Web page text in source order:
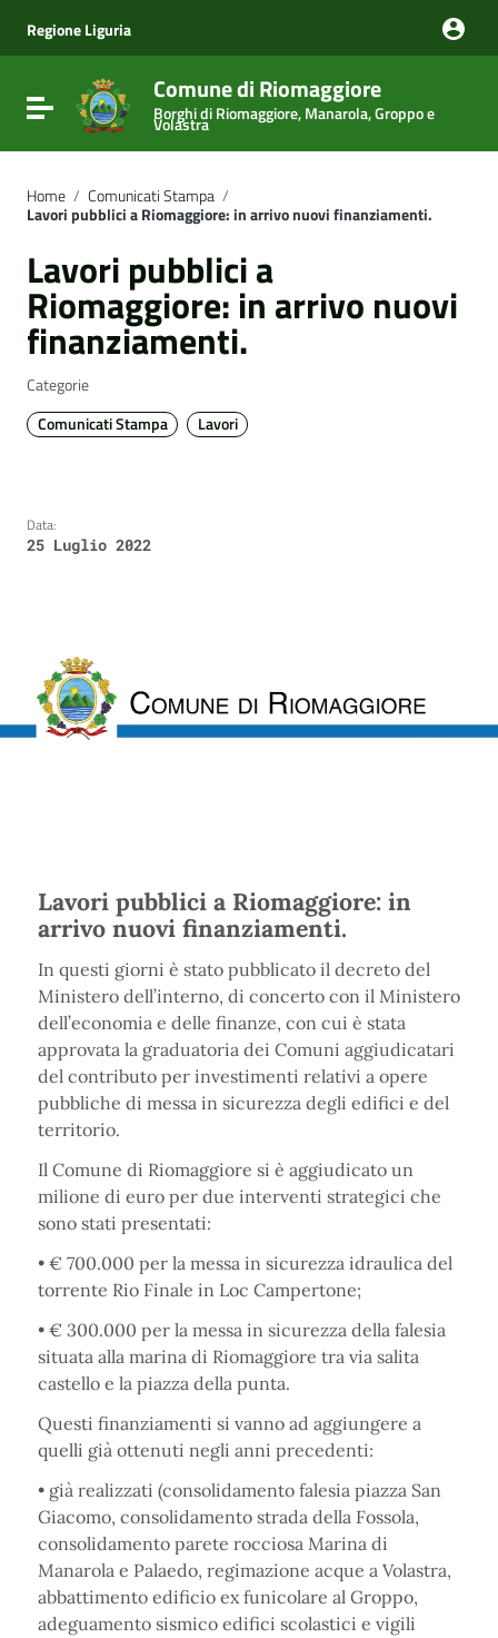
Vai al menu di navigazione
Vai al footer
Regione Liguria
Attiva / disattiva la navigazione
Comune di Riomaggiore
Borghi di Riomaggiore, Manarola, Groppo e
Volastra
Home / Comunicati Stampa /
Lavori pubblici a Riomaggiore: in arrivo nuovi finanziamenti.
Lavori pubblici a
Riomaggiore: in arrivo nuovi
finanziamenti.
Categorie
Comunicati Stampa
Lavori
Data:
25 Luglio 2022
Lavori pubblici a Riomaggiore: in
arrivo nuovi finanziamenti.
In questi giorni è stato pubblicato il decreto del
Ministero dell’interno, di concerto con il Ministero
dell’economia e delle finanze, con cui è stata
approvata la graduatoria dei Comuni aggiudicatari
del contributo per investimenti relativi a opere
pubbliche di messa in sicurezza degli edifici e del
territorio.
Il Comune di Riomaggiore si è aggiudicato un
milione di euro per due interventi strategici che
sono stati presentati:
• € 700.000 per la messa in sicurezza idraulica del
torrente Rio Finale in Loc Campertone;
• € 300.000 per la messa in sicurezza della falesia
situata alla marina di Riomaggiore tra via salita
castello e la piazza della punta.
Questi finanziamenti si vanno ad aggiungere a
quelli già ottenuti negli anni precedenti:
• già realizzati (consolidamento falesia piazza San
Giacomo, consolidamento strada della Fossola,
consolidamento parete rocciosa Marina di
Manarola e Palaedo, regimazione acque a Volastra,
abbattimento edificio ex funicolare al Groppo,
adeguamento sismico edifici scolastici e vigili